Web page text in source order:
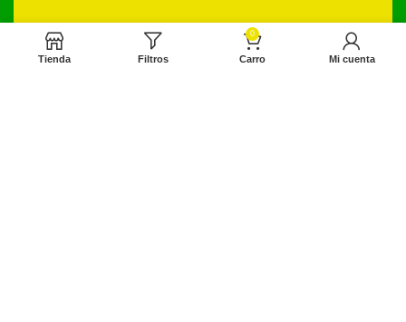
| Contáctenos
Ferretería Dinova
Tienda Filtros
0
Carro Mi cuenta